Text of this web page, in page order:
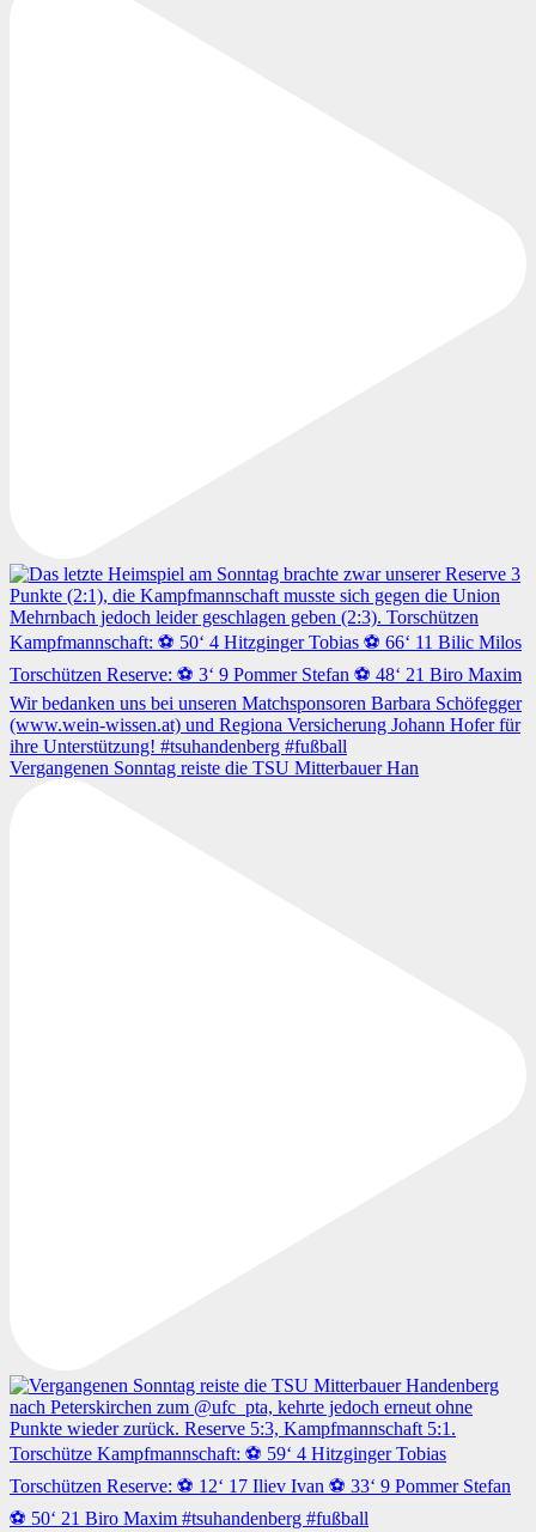
Vergangenen Sonntag reiste die TSU Mitterbauer Han